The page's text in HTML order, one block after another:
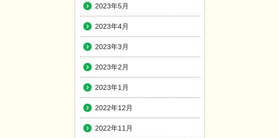
2023年5月
2023年4月
2023年3月
2023年2月
2023年1月
2022年12月
2022年11月